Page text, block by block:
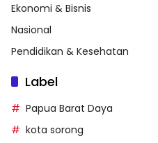
Ekonomi & Bisnis
Nasional
Pendidikan & Kesehatan
Label
Papua Barat Daya
kota sorong